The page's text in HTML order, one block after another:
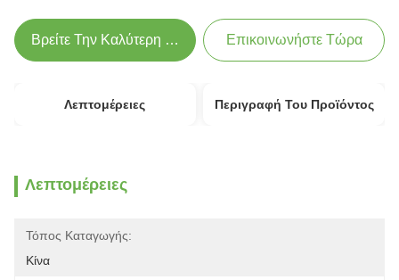
Βρείτε Την Καλύτερη Τιμή Επικοινωνήστε Τώρα
Λεπτομέρειες Περιγραφή Του Προϊόντος
Λεπτομέρειες
Τόπος Καταγωγής:
Κίνα